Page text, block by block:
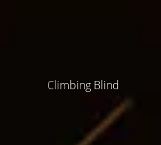
Climbing Blind